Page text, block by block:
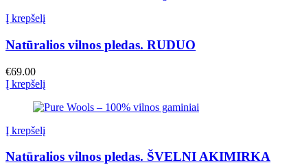
Į krepšelį
Natūralios vilnos pledas. RUDUO
€69.00
Į krepšelį
Į krepšelį
Natūralios vilnos pledas. ŠVELNI AKIMIRKA